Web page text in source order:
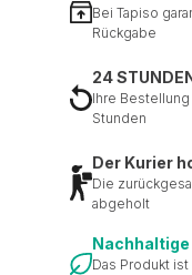
Bei Tapiso
Rückgabe
24
Ihre
Stunden
Der Kurier
Die
abgeholt
Das Produkt ist